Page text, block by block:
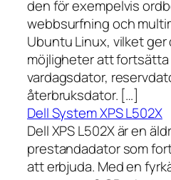
den för exempelvis
webbsurfning och
Ubuntu Linux, vilket ger
möjligheter att fortsätta
vardagsdator,
återbruksdator. […]
Dell System XPS L502X
Dell XPS L502X är en
prestandadator som
att erbjuda. Med en